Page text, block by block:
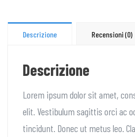
Descrizione Recensioni (0)
Descrizione
Lorem ipsum dolor sit amet,
elit. Vestibulum sagittis orci ac
tincidunt. Donec ut metus leo.